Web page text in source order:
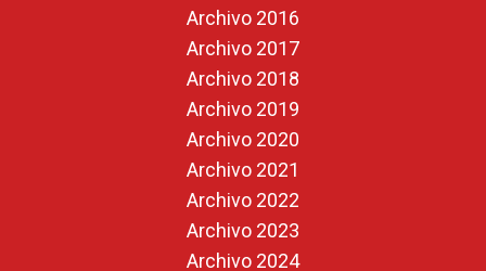
Archivo 2016
Archivo 2017
Archivo 2018
Archivo 2019
Archivo 2020
Archivo 2021
Archivo 2022
Archivo 2023
Archivo 2024